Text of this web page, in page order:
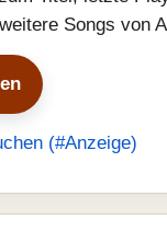
Songs von
(#Anzeige)